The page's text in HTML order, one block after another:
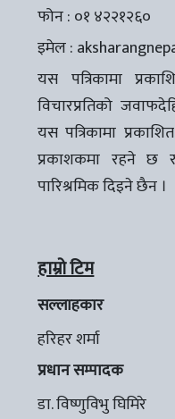
फोन : ०१ ४२२१२६०
इमेल :
यस पत्रिकामा
विचारप्रतिको
यस पत्रिकामा
प्रकाशकमा रहने छ
पारिश्रमिक दिइने छैन ।
हाम्रो टिम
सल्लाहकार
हरिहर शर्मा
प्रधान सम्पादक
डा. विष्णुविभु घिमिरे